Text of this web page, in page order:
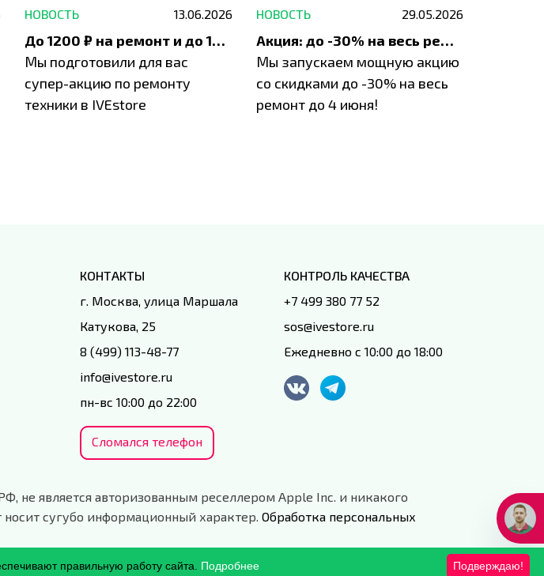
НОВОСТЬ 13.06.2026
До 1200 ₽ на ремонт и до 1500 ₽ на покупку техники Apple
Мы подготовили для вас
супер-акцию по ремонту
техники в IVEstore
НОВОСТЬ 29.05.2026
Акция: до -30% на весь ремонт техники Apple
Мы запускаем мощную акцию
со скидками до -30% на весь
ремонт до 4 июня!
КОНТАКТЫ
г. Москва, улица Маршала
Катукова, 25
8 (499) 113-48-77
info@ivestore.ru
пн-вс 10:00 до 22:00
Сломался телефон
КОНТРОЛЬ КАЧЕСТВА
+7 499 380 77 52
sos@ivestore.ru
Ежедневно с 10:00 до 18:00
не является авторизованным реселлером Apple Inc. и никакого
сугубо информационный характер. Обработка персональных
Подверждаю!
правильную работу сайта. Подробнее